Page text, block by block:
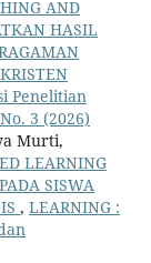
AND
HASIL
Penelitian
3 (2026)
Murti,
LEARNING
SISWA
, LEARNING :